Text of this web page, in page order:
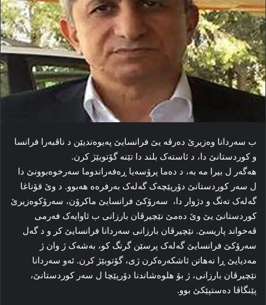
ب سه‌ردانا وه‌زیرێ ده‌رڤه‌ یێ فرانسایێ پەیوه‌ندیێن د ناڤبه‌را فرانسا
و کوردستانێ دا‌، د ئاسته‌ک بلند دا‌ تێنە گۆتوبێژ کرن.
هه‌گه‌ر ل بیرا مه‌ به‌، د ده‌ما پرۆسه‌یا ڕه‌فه‌راندوما سه‌رخوه‌بوونێ دا
ل سه‌ر کوردستانێ دۆرپێچه‌ک گه‌له‌ک به‌رفره‌ه هه‌بوو. د وێ قۆناغا
گه‌له‌ک ته‌نگ و دژوار دا، ‌ سه‌رۆکێ فرانسایێ ماكرۆن، سه‌رۆکوه‌زیرێ
کوردستانێ یێ وێ ده‌مێ نێچیرڤان بارزانی ب ئاوایه‌ک فه‌رمی
ڤه‌خواند پاریسێ. نێچیرڤان بارزانی سه‌ردانا فرانسایێ کر و د گه‌ل
سه‌رۆکێ فرانسایێ گه‌له‌ک پرسێن گرنگ کو، به‌شه‌ک ژ وان ژ
مه‌دیایێ ڕا نه‌هاتن ئاشکه‌ره‌کرن ژی، گۆتوبێژ کرن. ئه‌و سه‌ردانا
نێچیرڤان بارزانی، ژ بۆ ھلوەشاندنا دۆرپێچا ل سه‌ر کوردستانێ،
پێنگاڤا ده‌ستپێکێ بوو.